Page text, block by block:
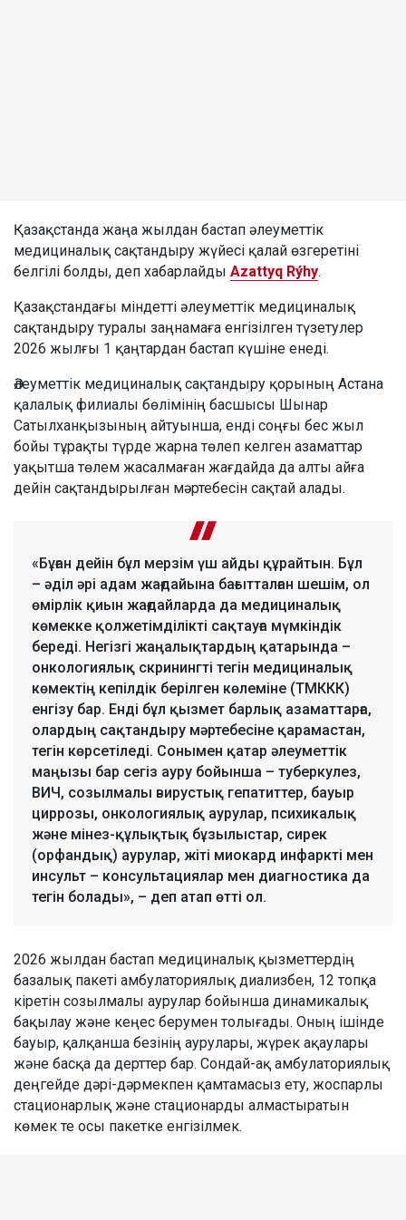
Қазақстанда жаңа жылдан бастап әлеуметтік
медициналық сақтандыру жүйесі қалай өзгеретіні
белгілі болды, деп хабарлайды Azattyq Rýhy.
Қазақстандағы міндетті әлеуметтік медициналық
сақтандыру туралы заңнамаға енгізілген түзетулер
2026 жылғы 1 қаңтардан бастап күшіне енеді.
Әлеуметтік медициналық сақтандыру қорының Астана
қалалық филиалы бөлімінің басшысы Шынар
Сатылханқызының айтуынша, енді соңғы бес жыл
бойы тұрақты түрде жарна төлеп келген азаматтар
уақытша төлем жасалмаған жағдайда да алты айға
дейін сақтандырылған мәртебесін сақтай алады.
«Бұған дейін бұл мерзім үш айды құрайтын. Бұл
– әділ әрі адам жағдайына бағытталған шешім, ол
өмірлік қиын жағдайларда да медициналық
көмекке қолжетімділікті сақтауға мүмкіндік
береді. Негізгі жаңалықтардың қатарында –
онкологиялық скринингті тегін медициналық
көмектің кепілдік берілген көлеміне (ТМККК)
енгізу бар. Енді бұл қызмет барлық азаматтарға,
олардың сақтандыру мәртебесіне қарамастан,
тегін көрсетіледі. Сонымен қатар әлеуметтік
маңызы бар сегіз ауру бойынша – туберкулез,
ВИЧ, созылмалы вирустық гепатиттер, бауыр
циррозы, онкологиялық аурулар, психикалық
және мінез-құлықтық бұзылыстар, сирек
(орфандық) аурулар, жіті миокард инфаркті мен
инсульт – консультациялар мен диагностика да
тегін болады», – деп атап өтті ол.
2026 жылдан бастап медициналық қызметтердің
базалық пакеті амбулаториялық диализбен, 12 топқа
кіретін созылмалы аурулар бойынша динамикалық
бақылау және кеңес берумен толығады. Оның ішінде
бауыр, қалқанша безінің аурулары, жүрек ақаулары
және басқа да дерттер бар. Сондай-ақ амбулаториялық
деңгейде дәрі-дәрмекпен қамтамасыз ету, жоспарлы
стационарлық және стационарды алмастыратын
көмек те осы пакетке енгізілмек.